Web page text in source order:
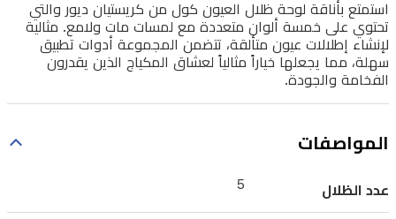
مثالية
لإنشاء
إطلالات
عيون
تتضمن
المجموعة
أدوات
استمتع بأناقة لوحة ظلال العيون كول من كريستيان ديور والتي
تحتوي على خمسة ألوان متعددة مع لمسات مات ولامع. مثالية
لإنشاء إطلالات عيون متألقة، تتضمن المجموعة أدوات تطبيق
سهلة، مما يجعلها خياراً مثالياً لعشاق المكياج الذين يقدرون
الفخامة والجودة.
المواصفات
عدد الظلال 5